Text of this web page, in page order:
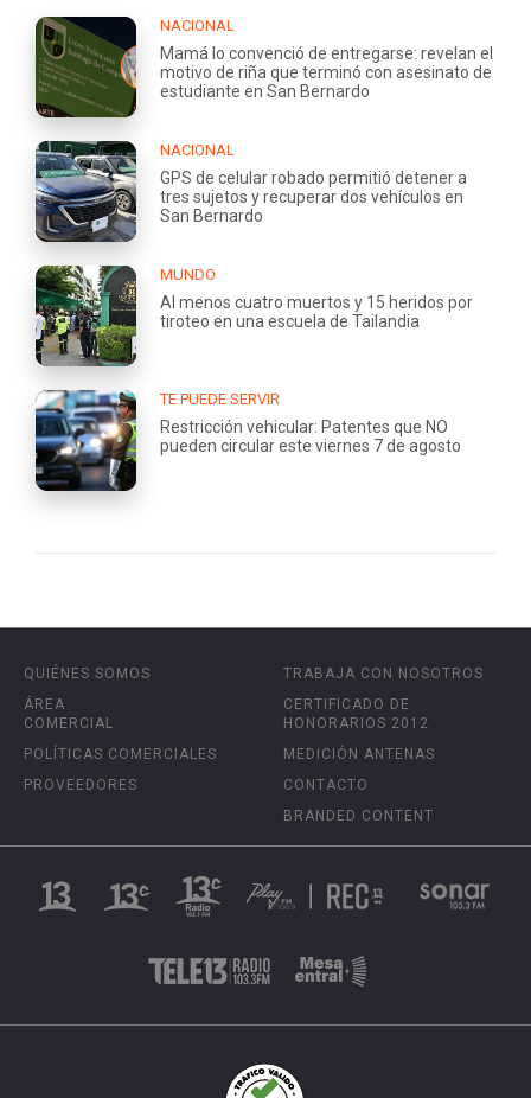
NACIONAL
Mamá lo convenció de entregarse: revelan el
motivo de riña que terminó con asesinato de
estudiante en San Bernardo
NACIONAL
GPS de celular robado permitió detener a
tres sujetos y recuperar dos vehículos en
San Bernardo
MUNDO
Al menos cuatro muertos y 15 heridos por
tiroteo en una escuela de Tailandia
TE PUEDE SERVIR
Restricción vehicular: Patentes que NO
pueden circular este viernes 7 de agosto
QUIÉNES SOMOS
ÁREA
COMERCIAL
POLÍTICAS COMERCIALES
PROVEEDORES
TRABAJA CON NOSOTROS
CERTIFICADO DE
HONORARIOS 2012
MEDICIÓN ANTENAS
CONTACTO
BRANDED CONTENT